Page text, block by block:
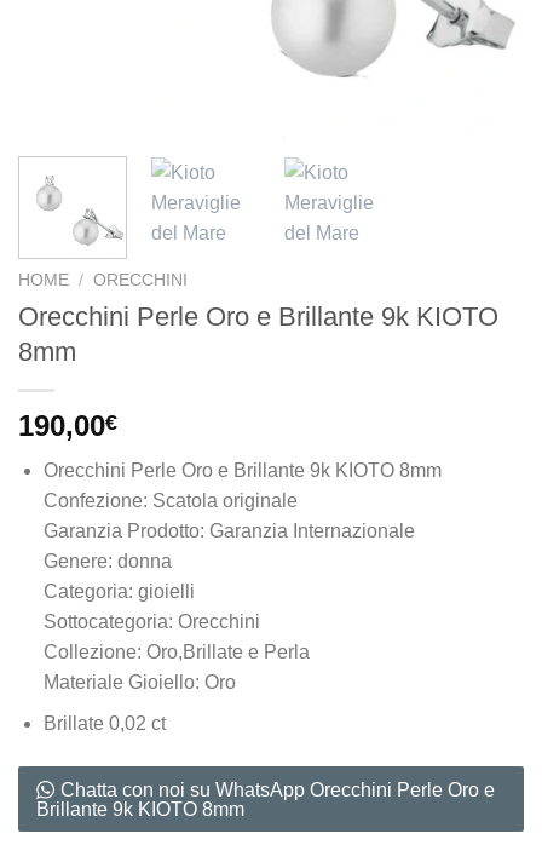
HOME / ORECCHINI
Orecchini Perle Oro e Brillante 9k KIOTO
8mm
190,00€
Orecchini Perle Oro e Brillante 9k KIOTO 8mm
Confezione: Scatola originale
Garanzia Prodotto: Garanzia Internazionale
Genere: donna
Categoria: gioielli
Sottocategoria: Orecchini
Collezione: Oro,Brillate e Perla
Materiale Gioiello: Oro
Brillate 0,02 ct
Chatta con noi su WhatsApp Orecchini Perle Oro e
Brillante 9k KIOTO 8mm